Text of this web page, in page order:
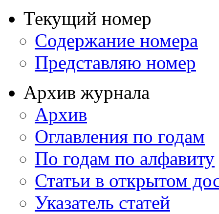
Текущий номер
Содержание номера
Представляю номер
Архив журнала
Архив
Оглавления по годам
По годам по алфавиту
Статьи в открытом
Указатель статей